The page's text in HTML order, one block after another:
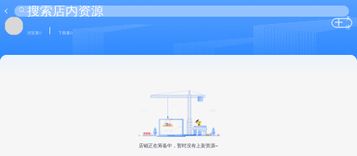
浏览量0 下载量0
关
注
店铺正在筹备中，暂时没有上架资源~